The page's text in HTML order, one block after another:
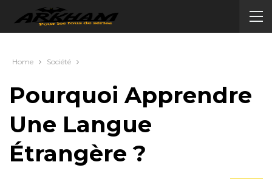
Home Société
Pourquoi Apprendre
Une Langue
Étrangère ?